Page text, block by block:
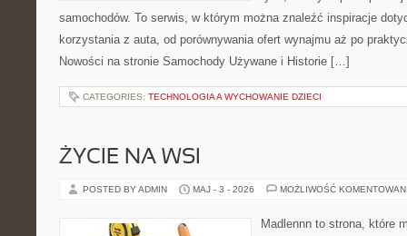
samochodów. To serwis, w którym można znaleźć inspiracje
korzystania z auta, od porównywania ofert wynajmu aż po
Nowości na stronie Samochody Używane i Historie […]
CATEGORIES: TECHNOLOGIA A WYCHOWANIE DZIECI
ŻYCIE NA WSI
POSTED BY ADMIN MAJ - 3 - 2026 MOŻLIWOŚĆ
Madlennn to strona, które